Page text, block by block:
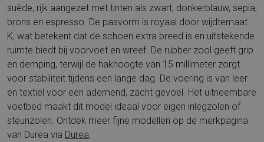
suède, rijk aangezet met tinten als zwart, donkerblauw, sepia,
brons en espresso. De pasvorm is royaal door wijdtemaat
K, wat betekent dat de schoen extra breed is en uitstekende
ruimte biedt bij voorvoet en wreef. De rubber zool geeft grip
en demping, terwijl de hakhoogte van 15 millimeter zorgt
voor stabiliteit tijdens een lange dag. De voering is van leer
en textiel voor een ademend, zacht gevoel. Het uitneembare
voetbed maakt dit model ideaal voor eigen inlegzolen of
steunzolen. Ontdek meer fijne modellen op de merkpagina
van Durea via Durea.